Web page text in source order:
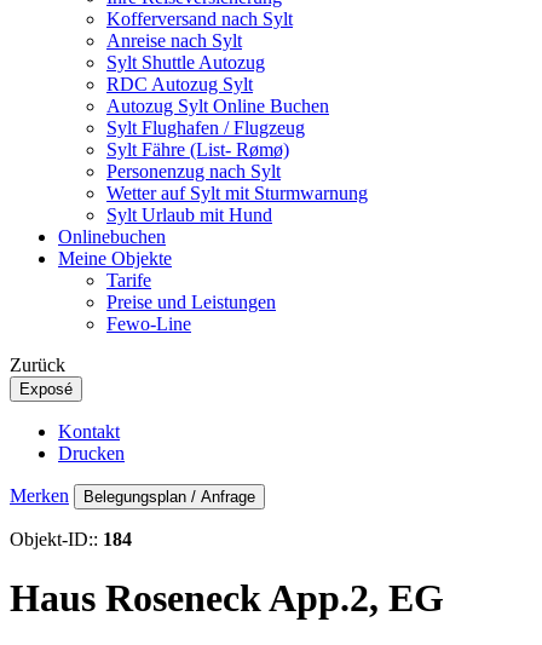
Kofferversand nach Sylt
Anreise nach Sylt
Sylt Shuttle Autozug
RDC Autozug Sylt
Autozug Sylt Online Buchen
Sylt Flughafen / Flugzeug
Sylt Fähre (List- Rømø)
Personenzug nach Sylt
Wetter auf Sylt mit Sturmwarnung
Sylt Urlaub mit Hund
Onlinebuchen
Meine Objekte
Tarife
Preise und Leistungen
Fewo-Line
Zurück
Exposé
Kontakt
Drucken
Merken Belegungsplan / Anfrage
Objekt-ID:: 184
Haus Roseneck App.2, EG